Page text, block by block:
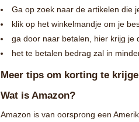
Ga op zoek naar de artikelen die
klik op het winkelmandje om je
ga door naar betalen, hier krijg je
het te betalen bedrag zal in
Meer tips om korting te
Wat is Amazon?
Amazon is van oorsprong een